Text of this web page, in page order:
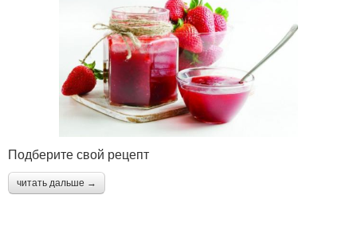
Подберите свой рецепт
читать дальше →